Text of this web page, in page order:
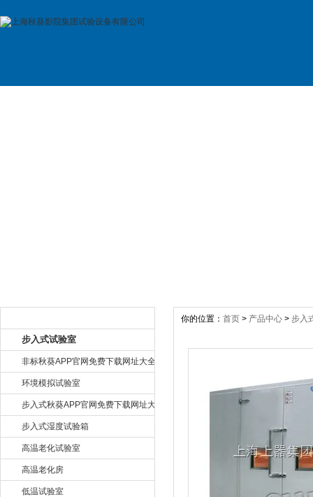
步入式试验室
非标秋葵APP官网免费下载网址大全
环境模拟试验室
步入式秋葵APP官网免费下载网址大全
步入式湿度试验箱
高温老化试验室
高温老化房
低温试验室
你的位置： 首页 > 产品中心 > 步入